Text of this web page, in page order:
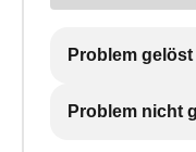
Problem gelöst
Problem nicht